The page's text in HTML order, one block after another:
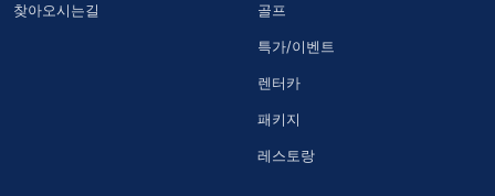
찾아오시는길 골프
특가/이벤트
렌터카
패키지
레스토랑